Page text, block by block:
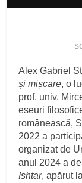
Alex Gabriel
și mișcare, o
prof. univ.
eseuri
românească,
2022 a
organizat de
anul 2024 a
Ishtar, apărut